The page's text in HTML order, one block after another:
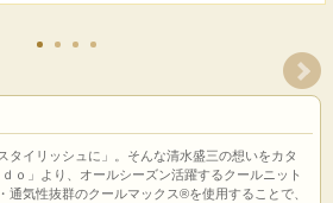
タイリッシュに」。そんな清水盛三の想いをカタ
ｏ」より、オールシーズン活躍するクールニット
通気性抜群のクールマックス®を使用することで、